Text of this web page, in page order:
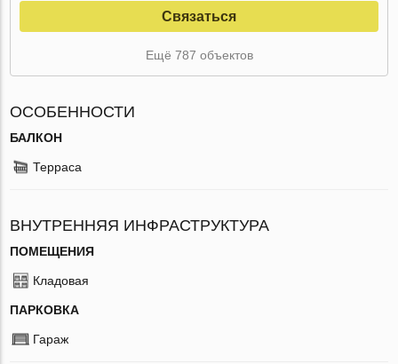
Связаться
Ещё 787 объектов
ОСОБЕННОСТИ
БАЛКОН
Терраса
ВНУТРЕННЯЯ ИНФРАСТРУКТУРА
ПОМЕЩЕНИЯ
Кладовая
ПАРКОВКА
Гараж